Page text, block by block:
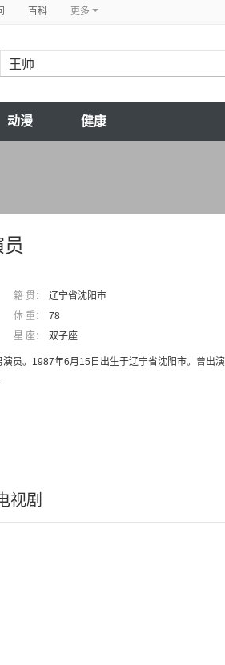
百科 更多
动漫 健康
员
籍 贯：
辽宁省沈阳市
体 重：
78
星 座： 双子座
演员。1987年6月15日出生于辽宁省沈阳市。曾出
视剧